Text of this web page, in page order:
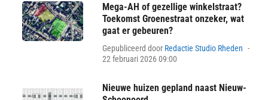
Mega-AH of gezellige winkelstraat?
Toekomst Groenestraat onzeker, wat
gaat er gebeuren?
Gepubliceerd door Redactie Studio Rheden
22 februari 2026 09:00
Nieuwe huizen gepland naast Nieuw-